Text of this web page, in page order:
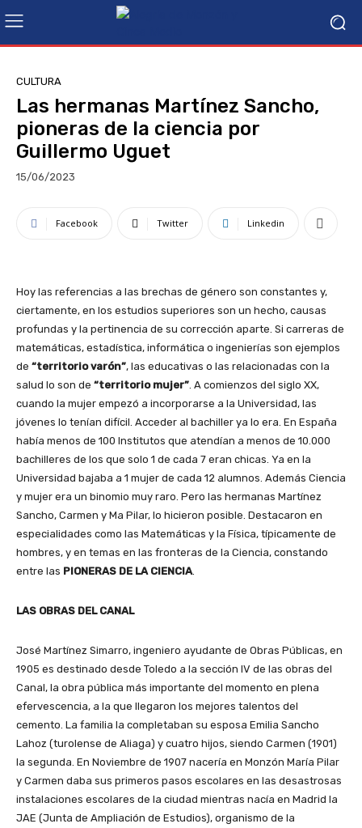
CULTURA
Las hermanas Martínez Sancho,
pioneras de la ciencia por
Guillermo Uguet
15/06/2023
Facebook Twitter Linkedin
Hoy las referencias a las brechas de género son constantes y,
ciertamente, en los estudios superiores son un hecho, causas
profundas y la pertinencia de su corrección aparte. Si carreras de
matemáticas, estadística, informática o ingenierías son ejemplos
de “territorio varón”, las educativas o las relacionadas con la
salud lo son de “territorio mujer”. A comienzos del siglo XX,
cuando la mujer empezó a incorporarse a la Universidad, las
jóvenes lo tenían difícil. Acceder al bachiller ya lo era. En España
había menos de 100 Institutos que atendían a menos de 10.000
bachilleres de los que solo 1 de cada 7 eran chicas. Ya en la
Universidad bajaba a 1 mujer de cada 12 alumnos. Además Ciencia
y mujer era un binomio muy raro. Pero las hermanas Martínez
Sancho, Carmen y Ma Pilar, lo hicieron posible. Destacaron en
especialidades como las Matemáticas y la Física, típicamente de
hombres, y en temas en las fronteras de la Ciencia, constando
entre las PIONERAS DE LA CIENCIA.
LAS OBRAS DEL CANAL
José Martínez Simarro, ingeniero ayudante de Obras Públicas, en
1905 es destinado desde Toledo a la sección IV de las obras del
Canal, la obra pública más importante del momento en plena
efervescencia, a la que llegaron los mejores talentos del
cemento. La familia la completaban su esposa Emilia Sancho
Lahoz (turolense de Aliaga) y cuatro hijos, siendo Carmen (1901)
la segunda. En Noviembre de 1907 nacería en Monzón María Pilar
y Carmen daba sus primeros pasos escolares en las desastrosas
instalaciones escolares de la ciudad mientras nacía en Madrid la
JAE (Junta de Ampliación de Estudios), organismo de la